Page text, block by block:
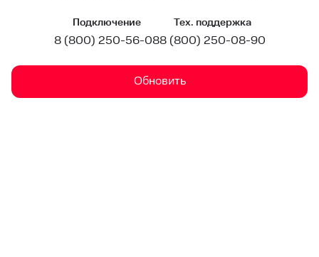
Подключение
8 (800) 250-56-08
Тех. поддержка
8 (800) 250-08-90
Обновить